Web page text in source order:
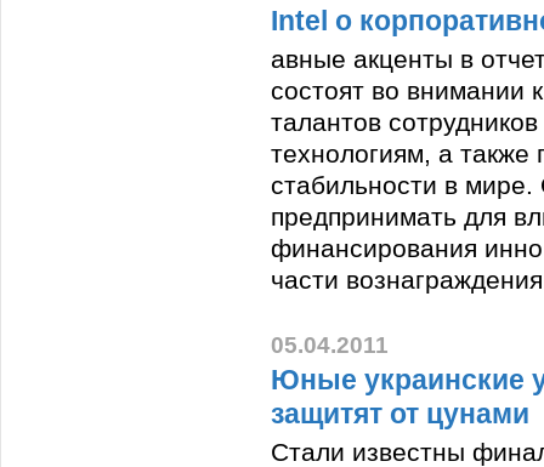
Intel о
авные акценты в
состоят во внимании
талантов
технологиям, а также
стабильности в
предпринимать для
финансирования
части
05.04.2011
Юные украинские
защитят от цунами
Стали известны